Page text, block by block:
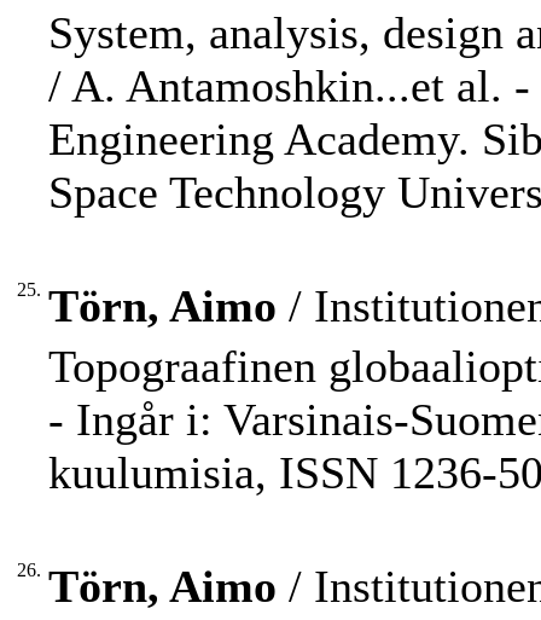
System, analysis, design
/ A. Antamoshkin...et al.
Engineering Academy.
Space Technology
25. Törn, Aimo /
Topograafinen
- Ingår i: Varsinais-
kuulumisia, ISSN 1236-
26. Törn, Aimo /